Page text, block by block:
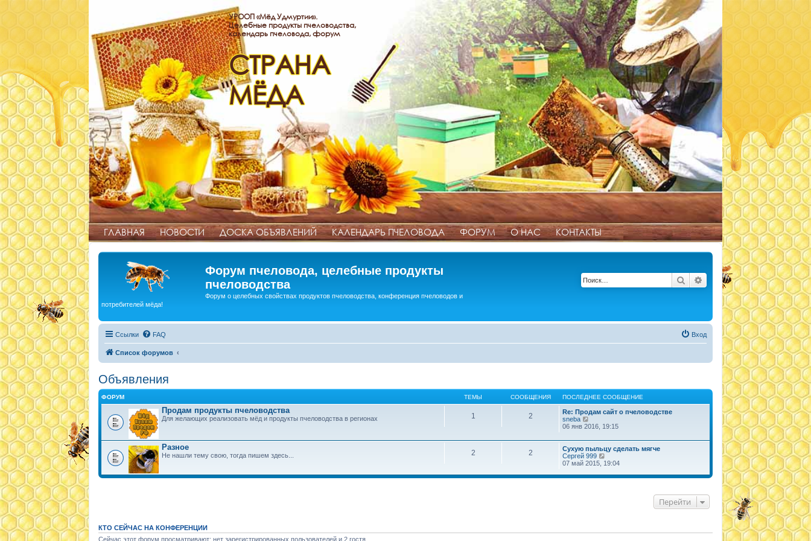
УРООП «Мёд Удмуртии».
Целебные продукты пчеловодства,
календарь пчеловода, форум
СТРАНА
МЁДА
ГЛАВНАЯ НОВОСТИ ДОСКА ОБЪЯВЛЕНИЙ КАЛЕНДАРЬ ПЧЕЛОВОДА ФОРУМ О НАС КОНТАКТЫ
Форум пчеловода, целебные продукты
пчеловодства
Форум о целебных свойствах продуктов пчеловодства, конференция пчеловодов и
потребителей мёда!
Поиск Расширенный поиск
Ссылки FAQ Вход
Список форумов
Объявления
ФОРУМ ТЕМЫ СООБЩЕНИЯ ПОСЛЕДНЕЕ СООБЩЕНИЕ
Продам продукты пчеловодства
Для желающих реализовать мёд и продукты пчеловодства в регионах 1 2
Re: Продам сайт о пчеловодстве
sneba
е
е
й
т
и
п
м
06 янв 2016, 19:15
Разное
Не нашли тему свою, тогда пишем здесь... 2 2
Сухую пыльцу сделать мягче
Сергей 999
е
е
л
07 май 2015, 19:04
Перейти
КТО СЕЙЧАС НА КОНФЕРЕНЦИИ
Сейчас этот форум просматривают: нет зарегистрированных пользователей и 2 гостя